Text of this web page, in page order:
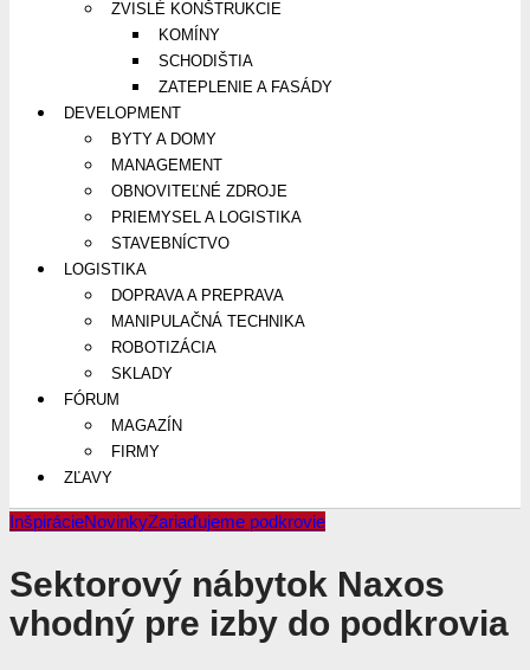
ZVISLÉ KONŠTRUKCIE
KOMÍNY
SCHODIŠTIA
ZATEPLENIE A FASÁDY
DEVELOPMENT
BYTY A DOMY
MANAGEMENT
OBNOVITEĽNÉ ZDROJE
PRIEMYSEL A LOGISTIKA
STAVEBNÍCTVO
LOGISTIKA
DOPRAVA A PREPRAVA
MANIPULAČNÁ TECHNIKA
ROBOTIZÁCIA
SKLADY
FÓRUM
MAGAZÍN
FIRMY
ZĽAVY
InšpirácieNovinkyZariaďujeme podkrovie
Sektorový nábytok Naxos
vhodný pre izby do podkrovia